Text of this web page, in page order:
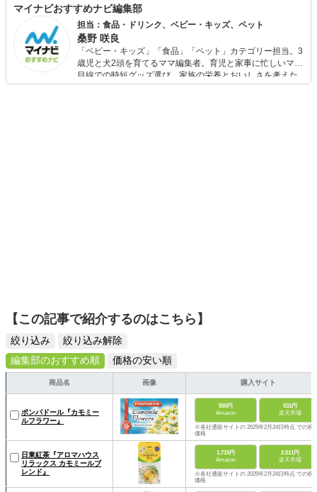
茶、皆さまが自分好みの紅茶を探すお手伝いが出来れば嬉
しいです。
マイナビおすすめナビ編集部
担当：食品・ドリンク、ベビー・キッズ、ペット
桑野 咲良
「ベビー・キッズ」「食品」「ペット」カテゴリー担当。3
歳児と犬2頭を育てるママ編集者。育児と家事に忙しいママ
目線での時短グッズ選び、家族の栄養とおいしさを考えた
食品選び、束の間のリラックスタイムを楽しむためのスイ
【この記事で紹介するのはこちら】
絞り込み
絞り込み解除
編集部のおすすめ順
価格の安い順
商品名 画像 購入サイト
ポンパドール『カモミー
ルフラワー』
550円
Amazon
531円
楽天市場
※各社通販サイトの 2025年2月24日時点 での税
価格
日東紅茶『アロマハウス
リラックス カモミールブ
レンド』
1,715円
Amazon
2,511円
楽天市場
※各社通販サイトの 2025年2月24日時点 での税
価格